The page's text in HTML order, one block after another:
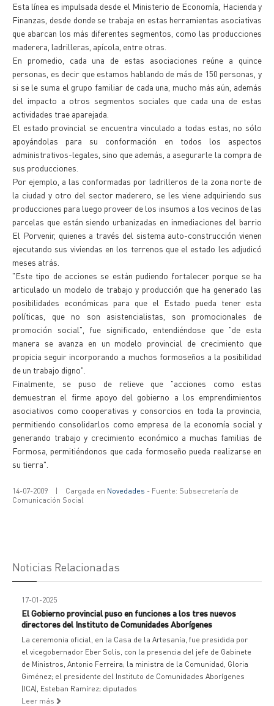
Esta línea es impulsada desde el Ministerio de Economía, Hacienda y
Finanzas, desde donde se trabaja en estas herramientas asociativas
que abarcan los más diferentes segmentos, como las producciones
maderera, ladrilleras, apícola, entre otras.
En promedio, cada una de estas asociaciones reúne a quince
personas, es decir que estamos hablando de más de 150 personas, y
si se le suma el grupo familiar de cada una, mucho más aún, además
del impacto a otros segmentos sociales que cada una de estas
actividades trae aparejada.
El estado provincial se encuentra vinculado a todas estas, no sólo
apoyándolas para su conformación en todos los aspectos
administrativos-legales, sino que además, a asegurarle la compra de
sus producciones.
Por ejemplo, a las conformadas por ladrilleros de la zona norte de
la ciudad y otro del sector maderero, se les viene adquiriendo sus
producciones para luego proveer de los insumos a los vecinos de las
parcelas que están siendo urbanizadas en inmediaciones del barrio
El Porvenir, quienes a través del sistema auto-construcción vienen
ejecutando sus viviendas en los terrenos que el estado les adjudicó
meses atrás.
"Este tipo de acciones se están pudiendo fortalecer porque se ha
articulado un modelo de trabajo y producción que ha generado las
posibilidades económicas para que el Estado pueda tener esta
políticas, que no son asistencialistas, son promocionales de
promoción social", fue significado, entendiéndose que "de esta
manera se avanza en un modelo provincial de crecimiento que
propicia seguir incorporando a muchos formoseños a la posibilidad
de un trabajo digno".
Finalmente, se puso de relieve que "acciones como estas
demuestran el firme apoyo del gobierno a los emprendimientos
asociativos como cooperativas y consorcios en toda la provincia,
permitiendo consolidarlos como empresa de la economía social y
generando trabajo y crecimiento económico a muchas familias de
Formosa, permitiéndonos que cada formoseño pueda realizarse en
su tierra".
14-07-2009 | Cargada en Novedades - Fuente: Subsecretaría de
Comunicación Social
Noticias Relacionadas
17-01-2025
El Gobierno provincial puso en funciones a los tres nuevos
directores del Instituto de Comunidades Aborígenes
La ceremonia oficial, en la Casa de la Artesanía, fue presidida por
el vicegobernador Eber Solís, con la presencia del jefe de Gabinete
de Ministros, Antonio Ferreira; la ministra de la Comunidad, Gloria
Giménez; el presidente del Instituto de Comunidades Aborígenes
(ICA), Esteban Ramírez; diputados
Leer más